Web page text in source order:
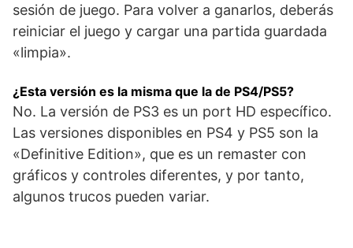
sesión de juego. Para volver a ganarlos, deberás
reiniciar el juego y cargar una partida guardada
«limpia».
¿Esta versión es la misma que la de PS4/PS5?
No. La versión de PS3 es un port HD específico.
Las versiones disponibles en PS4 y PS5 son la
«Definitive Edition», que es un remaster con
gráficos y controles diferentes, y por tanto,
algunos trucos pueden variar.